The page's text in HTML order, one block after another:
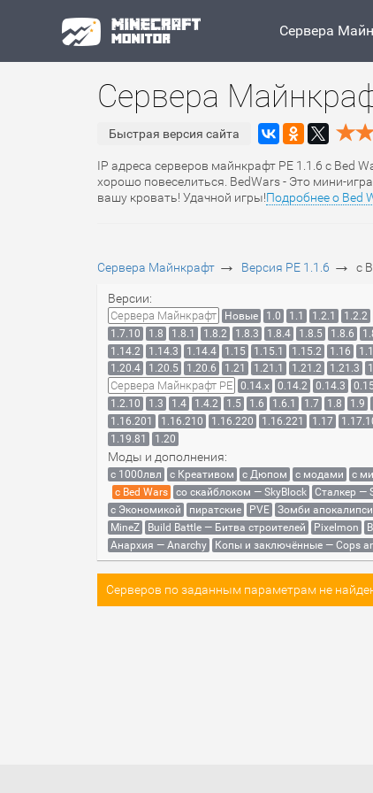
Сервера
Сервера
Быстрая версия сайта
IP адреса серверов майнкрафт PE 1.1.6 с Bed
хорошо повеселиться. BedWars - Это мини-
вашу кровать! Удачной игры!Подробнее о Bed
Сервера Майнкрафт → Версия PE 1.1.6 → с
Версии:
Сервера Майнкрафт Новые 1.0 1.1 1.2.1 1.2.2
1.7.10
1.8 1.8.1 1.8.2 1.8.3 1.8.4 1.8.5 1.8.6
1.14.2
1.14.3 1.14.4 1.15 1.15.1 1.15.2 1.16
1.20.4
1.20.5 1.20.6 1.21 1.21.1 1.21.2 1.21.3
Сервера Майнкрафт PE 0.14.x 0.14.2 0.14.3
1.2.10
1.3 1.4 1.4.2 1.5 1.6 1.6.1 1.7 1.8 1.9
1.16.201
1.16.210 1.16.220 1.16.221 1.17
1.19.81
1.20
Моды и дополнения:
с 1000лвл c Креативом с Дюпом с модами с
с Bed Wars
со скайблоком — SkyBlock Сталкер —
с Экономикой
пиратские PVE Зомби
MineZ
Build Battle — Битва строителей Pixelmon
Анархия — Anarchy
Копы и заключённые — Cops
Серверов по заданным параметрам не